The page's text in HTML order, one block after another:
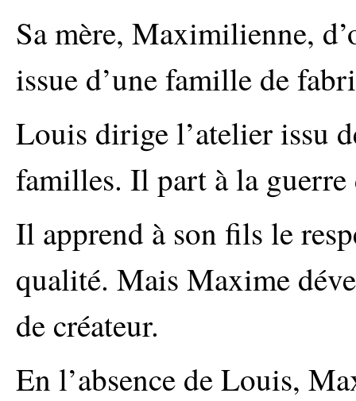
Sa mère, Maximilienne,
issue d’une famille de
Louis dirige l’atelier issu
familles. Il part à la
Il apprend à son fils le
qualité. Mais Maxime
de créateur.
En l’absence de Louis,